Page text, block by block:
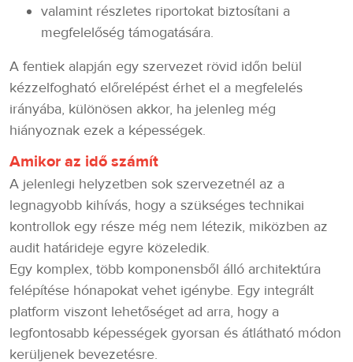
valamint részletes riportokat biztosítani a
megfelelőség támogatására.
A fentiek alapján egy szervezet rövid időn belül
kézzelfogható előrelépést érhet el a megfelelés
irányába, különösen akkor, ha jelenleg még
hiányoznak ezek a képességek.
Amikor az idő számít
A jelenlegi helyzetben sok szervezetnél az a
legnagyobb kihívás, hogy a szükséges technikai
kontrollok egy része még nem létezik, miközben az
audit határideje egyre közeledik.
Egy komplex, több komponensből álló architektúra
felépítése hónapokat vehet igénybe. Egy integrált
platform viszont lehetőséget ad arra, hogy a
legfontosabb képességek gyorsan és átlátható módon
kerüljenek bevezetésre.